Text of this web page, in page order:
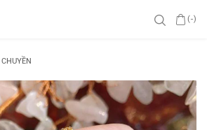
(-)